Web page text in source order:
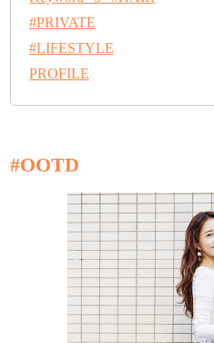
#PRIVATE
#LIFESTYLE
PROFILE
#OOTD